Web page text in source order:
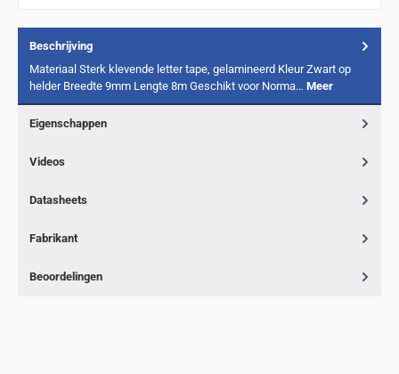
Beschrijving
Materiaal Sterk klevende letter tape, gelamineerd Kleur Zwart op
helder Breedte 9mm Lengte 8m Geschikt voor Norma… Meer
Eigenschappen
Videos
Datasheets
Fabrikant
Beoordelingen